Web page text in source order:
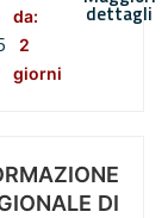
da:
2
giorni
dettagli
DI